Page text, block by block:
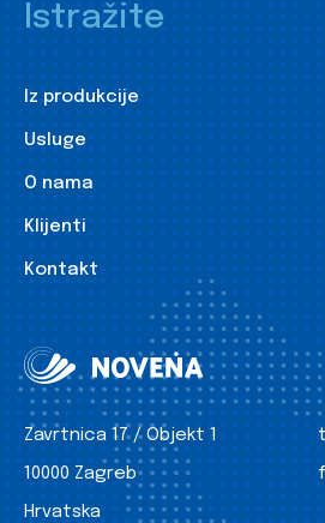
Istražite
Iz produkcije
Usluge
O nama
Klijenti
Kontakt
Zavrtnica 17 / Objekt 1
10000 Zagreb
Hrvatska